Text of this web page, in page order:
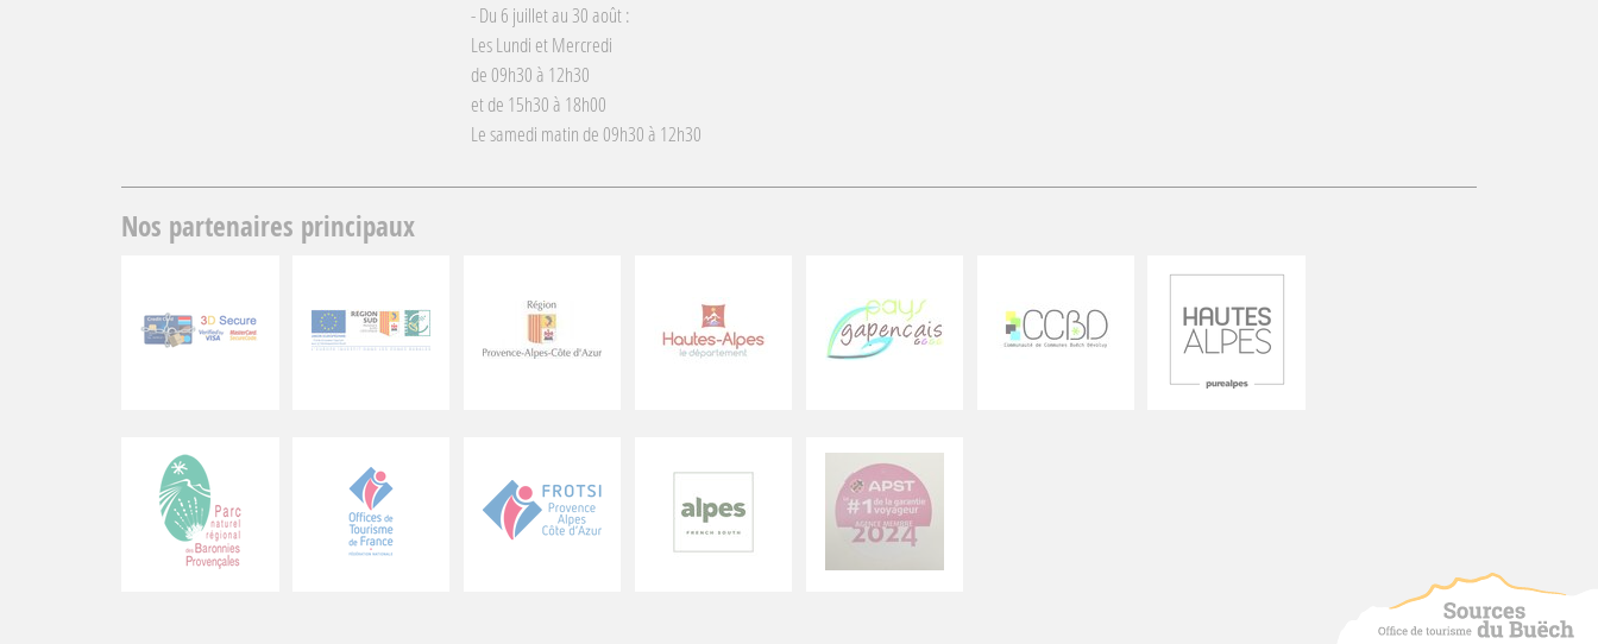
- Du 6 juillet au 30 août :
Les Lundi et Mercredi
de 09h30 à 12h30
et de 15h30 à 18h00
Le samedi matin de 09h30 à 12h30
Nos partenaires principaux